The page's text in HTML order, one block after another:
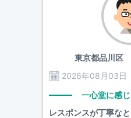
東京都品川区
2026年08月03日
一心堂に感
レスポンスが丁寧な